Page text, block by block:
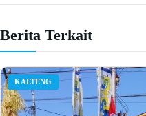
Berita Terkait
KALTENG